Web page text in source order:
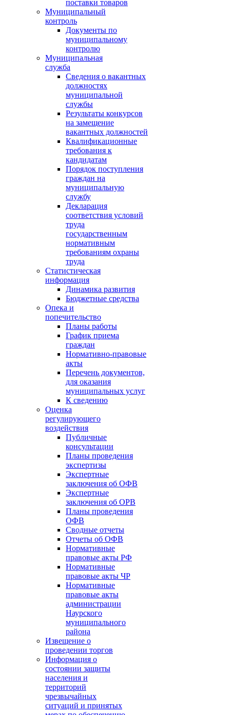
поставки товаров
Муниципальный
контроль
Документы по
муниципальному
контролю
Муниципальная
служба
Сведения о вакантных
должностях
муниципальной
службы
Результаты конкурсов
на замещение
вакантных должностей
Квалификационные
требования к
кандидатам
Порядок поступления
граждан на
муниципальную
службу
Декларация
соответствия условий
труда
государственным
нормативным
требованиям охраны
труда
Статистическая
информация
Динамика развития
Бюджетные средства
Опека и
попечительство
Планы работы
График приема
граждан
Нормативно-правовые
акты
Перечень документов,
для оказания
муниципальных услуг
К сведению
Оценка
регулирующего
воздействия
Публичные
консультации
Планы проведения
экспертизы
Экспертные
заключения об ОФВ
Экспертные
заключения об ОРВ
Планы проведения
ОФВ
Сводные отчеты
Отчеты об ОФВ
Нормативные
правовые акты РФ
Нормативные
правовые акты ЧР
Нормативные
правовые акты
администрации
Наурского
муниципального
района
Извещение о
проведении торгов
Информация о
состоянии защиты
населения и
территорий
чрезвычайных
ситуаций и принятых